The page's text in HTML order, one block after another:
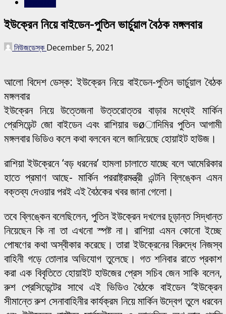
ইউক্রেন নিয়ে বাইডেন-পুতিন ভার্চুয়াল বৈঠক মঙ্গলবার
নিউজডেস্ক December 5, 2021
আলো বিদেশ ডেস্ক: ইউক্রেন নিয়ে বাইডেন-পুতিন ভার্চুয়াল বৈঠক
মঙ্গলবার
ইউক্রেন নিয়ে উত্তেজনা উত্তরোত্তর বাড়ার মধ্যেই মার্কিন
প্রেসিডেন্ট জো বাইডেন এবং রাশিয়ার ভøাদিমির পুতিন আগামী
মঙ্গলবার ভিডিও কলে কথা বলবেন বলে জানিয়েছে হোয়াইট হাউজ।
রাশিয়া ইউক্রেনে ‘বড় ধরনের’ হামলা চালাতে যাচ্ছে বলে আমেরিকার
হাতে প্রমাণ আছে- মার্কিন পররাষ্ট্রমন্ত্রী এন্টনি ব্লিঙ্কেন এমন
বক্তব্য দেওয়ার পরই এই বৈঠকের খবর জানা গেলো।
তবে ব্লিঙ্কেন বলেছিলেন, পুতিন ইউক্রেন দখলের চূড়ান্ত সিদ্ধান্ত
নিয়েছেন কি না তা এখনো স্পষ্ট না। রাশিয়া এমন কোনো ইচ্ছে
পোষণের কথা অস্বীকার করেছে। তারা ইউক্রেনের বিরুদ্ধে নিজস্ব
বাহিনী গড়ে তোলার অভিযোগ তুলেছে। গত শনিবার রাতে প্রকাশ
করা এক বিবৃতিতে হোয়াইট হাউজের প্রেস সচিব জেন সাকি বলেন,
রুশ প্রেসিডেন্টের সাথে এই ভিডিও বৈঠকে বাইডেন ‘ইউক্রেন
সীমান্তে রুশ সেনাবাহিনীর কার্যক্রম নিয়ে মার্কিন উদ্বেগ তুলে ধরবেন